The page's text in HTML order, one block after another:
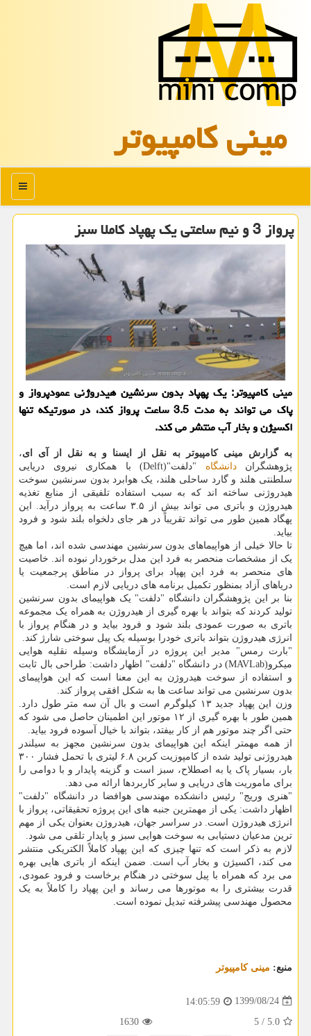
مینی كامپیوتر
منو
پرواز 3 و نیم ساعتی یك پهپاد كاملا سبز
مینی كامپیوتر: یك پهپاد بدون سرنشین هیدروژنی عمودپرواز و
پاك می تواند به مدت 3.5 ساعت پرواز كند، در صورتیكه تنها
اكسیژن و بخار آب منتشر می كند.
به گزارش مینی کامپیوتر به نقل از ایسنا و به نقل از آی ای،
پژوهشگراندانشگاه
"دلفت"(Delft) با همکاری نیروی دریایی
سلطنتی هلند و گارد ساحلی هلند، یک هوابرد بدون سرنشین سوخت
هیدروژنی ساخته اند که به سبب استفاده تلفیقی از منابع تغذیه
هیدروژن و باتری می تواند بیش از ۳.۵ ساعت به پرواز درآید. این
پهگاد همین طور می تواند تقریباً در هر جای دلخواه بلند شود و فرود
بیاید.
تا حالا خیلی از هواپیماهای بدون سرنشین مهندسی شده اند، اما هیچ
یک از مشخصات منحصر به فرد این مدل برخوردار نبوده اند. خاصیت
های منحصر به فرد این پهپاد برای پرواز در مناطق پرجمعیت یا
دریاهای آزاد بمنظور تکمیل برنامه های دریایی لازم است.
بنا بر این پژوهشگران دانشگاه "دلفت" یک هواپیمای بدون سرنشین
تولید کردند که بتواند با بهره گیری از هیدروژن به همراه یک مجموعه
باتری به صورت عمودی بلند شود و فرود بیاید و در هنگام پرواز با
انرژی هیدروژن بتواند باتری خودرا بوسیله یک پیل سوختی شارژ کند.
"بارت رمس" مدیر این پروژه در آزمایشگاه وسیله نقلیه هوایی
میکرو(MAVLab) در دانشگاه "دلفت" اظهار داشت: طراحی بال ثابت
و استفاده از سوخت هیدروژن به این معنا است که این هواپیمای
بدون سرنشین می تواند ساعت ها به شکل افقی پرواز کند.
وزن این پهپاد جدید ۱۳ کیلوگرم است و بال آن سه متر طول دارد.
همین طور با بهره گیری از ۱۲ موتور این اطمینان حاصل می شود که
حتی اگر چند موتور هم از کار بیفتد، بتواند با خیال آسوده فرود بیاید.
از همه مهمتر اینکه این هواپیمای بدون سرنشین مجهز به سیلندر
هیدروژنی تولید شده از کامپوزیت کربن ۶.۸ لیتری با تحمل فشار ۳۰۰
بار، بسیار پاک یا به اصطلاح، سبز است و گزینه پایدار و با دوامی را
برای ماموریت های دریایی و سایر کاربردها ارائه می دهد.
"هنری وریج" رئیس دانشکده مهندسی هوافضا در دانشگاه "دلفت"
اظهار داشت: یکی از مهمترین جنبه های این پروژه تحقیقاتی، پرواز با
انرژی هیدروژن است. در سراسر جهان، هیدروژن بعنوان یکی از مهم
ترین مدعیان دستیابی به سوخت هوایی سبز و پایدار تلقی می شود.
لازم به ذکر است که تنها چیزی که این پهپاد کاملاً الکتریکی منتشر
می کند، اکسیژن و بخار آب است. ضمن اینکه از باتری هایی بهره
می برد که همراه با پیل سوختی در هنگام برخاست و فرود عمودی،
قدرت بیشتری را به موتورها می رساند و این پهپاد را کاملاً به یک
محصول مهندسی پیشرفته تبدیل نموده است.
منبع: مینی كامپیوتر
1399/08/24
14:05:59
5.0
/
5
1630